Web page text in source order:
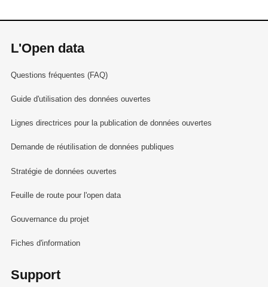
L'Open data
Questions fréquentes (FAQ)
Guide d'utilisation des données ouvertes
Lignes directrices pour la publication de données ouvertes
Demande de réutilisation de données publiques
Stratégie de données ouvertes
Feuille de route pour l'open data
Gouvernance du projet
Fiches d'information
Support